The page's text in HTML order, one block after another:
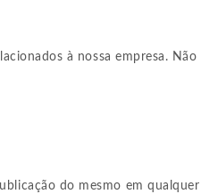
à nossa empresa.
do mesmo em